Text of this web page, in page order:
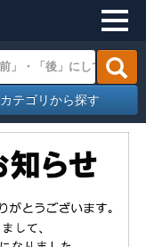
カテゴリから探す